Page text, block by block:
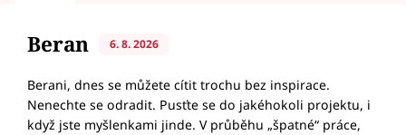
Beran 6. 8. 2026
Berani, dnes se můžete cítit trochu bez inspirace.
Nenechte se odradit. Pusťte se do jakéhokoli projektu, i
když jste myšlenkami jinde. V průběhu „špatné“ práce,